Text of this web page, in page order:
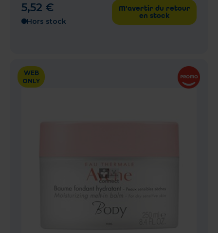
5,52 €
Hors stock
M'avertir du retour
en stock
WEB
ONLY